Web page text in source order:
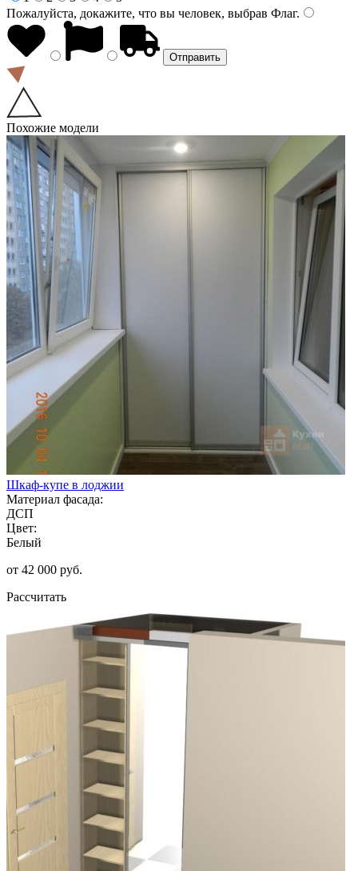
Пожалуйста, докажите, что вы человек, выбрав Флаг.
Похожие модели
Шкаф-купе в лоджии
Материал фасада:
ДСП
Цвет:
Белый
от 42 000 руб.
Рассчитать